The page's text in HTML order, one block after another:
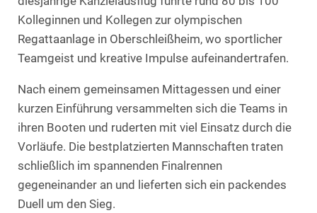
Kolleginnen und Kollegen zur olympischen
Regattaanlage in Oberschleißheim, wo sportlicher
Teamgeist und kreative Impulse aufeinandertrafen.
Nach einem gemeinsamen Mittagessen und einer
kurzen Einführung versammelten sich die Teams in
ihren Booten und ruderten mit viel Einsatz durch die
Vorläufe. Die bestplatzierten Mannschaften traten
schließlich im spannenden Finalrennen
gegeneinander an und lieferten sich ein packendes
Duell um den Sieg.